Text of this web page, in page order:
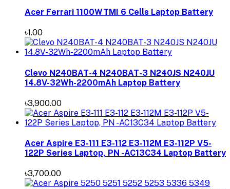
Acer Ferrari 1100WTMI 6 Cells Laptop Battery
৳1.00
Clevo N240BAT-4 N240BAT-3 N240JS N240JU
14.8V-32Wh-2200mAh Laptop Battery
৳3,900.00
Acer Aspire E3-111 E3-112 E3-112M E3-112P V5-
122P Series Laptop, PN -AC13C34 Laptop Battery
৳3,700.00